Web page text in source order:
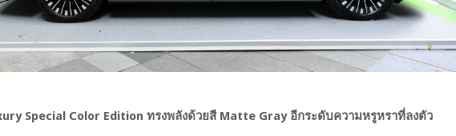
Special Color Edition ทรงพลังด้วยสี Matte Gray อีกระดับความหรูหราที่ลงตัว